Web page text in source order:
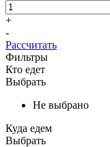
+
-
Рассчитать
Фильтры
Кто едет
Выбрать
Не выбрано
Куда едем
Выбрать